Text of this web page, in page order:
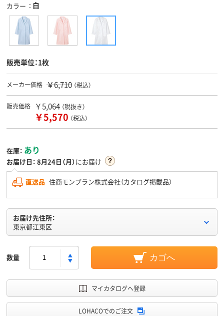
カラー 白
販売単位：1枚
メーカー価格 ￥6,710 （税込）
販売価格 ￥5,064 （税抜き）
￥5,570 （税込）
在庫： あり
お届け日： 8月24日（月）にお届け
直送品 住商モンブラン株式会社（カタログ掲載品）
お届け先住所：
東京都江東区
数量 カゴへ
マイカタログへ登録
LOHACOでのご注文